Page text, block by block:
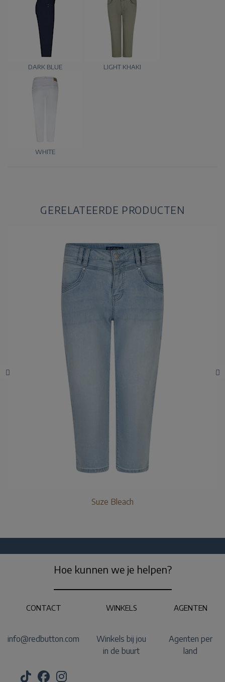
DARK BLUE LIGHT KHAKI
WHITE
GERELATEERDE PRODUCTEN
Suze Bleach
Hoe kunnen we je helpen?
CONTACT
info@redbutton.com
WINKELS
Winkels bij jou
in de buurt
AGENTEN
Agenten per
land